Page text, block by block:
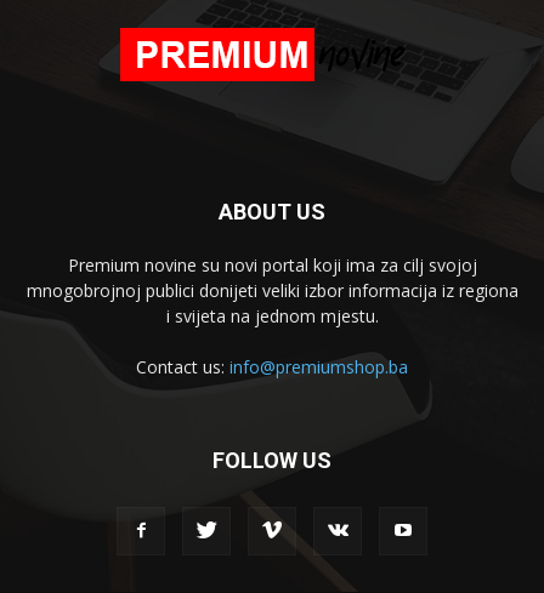
ABOUT US
Premium novine su novi portal koji ima za cilj svojoj
mnogobrojnoj publici donijeti veliki izbor informacija iz regiona
i svijeta na jednom mjestu.
Contact us: info@premiumshop.ba
FOLLOW US